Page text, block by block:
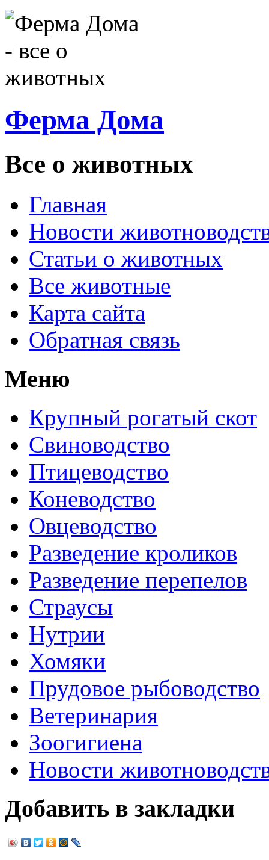
Ферма Дома
Все о животных
Главная
Новости
Статьи о животных
Все животные
Карта сайта
Обратная связь
Меню
Крупный рогатый скот
Свиноводство
Птицеводство
Коневодство
Овцеводство
Разведение кроликов
Разведение перепелов
Страусы
Нутрии
Хомяки
Прудовое рыбоводство
Ветеринария
Зоогигиена
Новости
Добавить в закладки